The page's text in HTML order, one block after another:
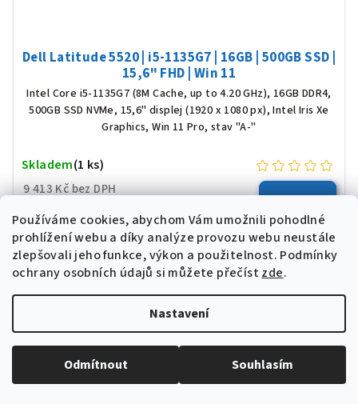
Používáme cookies, abychom Vám umožnili pohodlné
prohlížení webu a díky analýze provozu webu neustále
zlepšovali jeho funkce, výkon a použitelnost. Podmínky
ochrany osobních údajů si můžete přečíst zde.
Nastavení
Odmítnout Souhlasím
Dell Latitude 5520 | i5-1135G7 | 16GB | 500GB SSD |
15,6" FHD | Win 11
Intel Core i5-1135G7 (8M Cache, up to 4.20 GHz), 16GB DDR4,
500GB SSD NVMe, 15,6" displej (1920 x 1080 px), Intel Iris Xe
Graphics, Win 11 Pro, stav "A-"
9 413 Kč bez DPH
11 390 Kč
Skladem(1 ks)
AKCE
WINDOWS 11